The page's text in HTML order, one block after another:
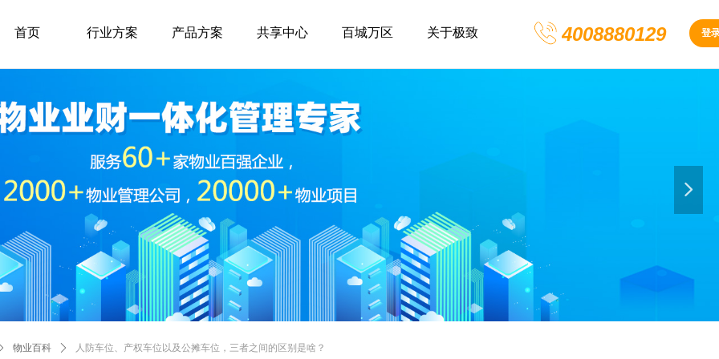
4008880129 登
首页 行业方案 产品方案 共享中心 百城万区 关于极致
넲
物业百科 ꄲ 人防车位、产权车位以及公摊车位，三者之间的区别是啥？